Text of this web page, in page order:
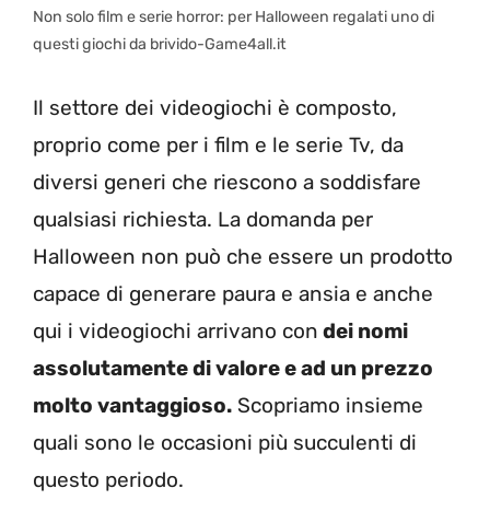
Non solo film e serie horror: per Halloween regalati uno di
questi giochi da brivido-Game4all.it
Il settore dei videogiochi è composto,
proprio come per i film e le serie Tv, da
diversi generi che riescono a soddisfare
qualsiasi richiesta. La domanda per
Halloween non può che essere un prodotto
capace di generare paura e ansia e anche
qui i videogiochi arrivano con dei nomi
assolutamente di valore e ad un prezzo
molto vantaggioso. Scopriamo insieme
quali sono le occasioni più succulenti di
questo periodo.